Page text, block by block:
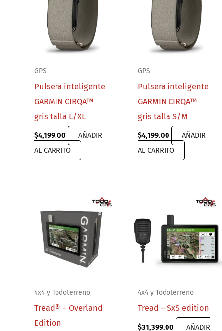
GPS
Pulsera inteligente
GARMIN CIRQA™
gris talla L/XL
$4,199.00
AÑADIR
AL CARRITO
GPS
Pulsera inteligente
GARMIN CIRQA™
gris talla S/M
$4,199.00
AÑADIR
AL CARRITO
4x4 y Todoterreno
Tread® – Overland
Edition
4x4 y Todoterreno
Tread – SxS edition
$31,399.00 AÑADIR